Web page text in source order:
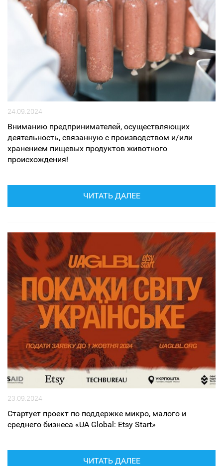
24.09.2024
Вниманию предпринимателей, осуществляющих
деятельность, связанную с производством и/или
хранением пищевых продуктов животного
происхождения!
ЧИТАТЬ ДАЛЕЕ
23.09.2024
Стартует проект по поддержке микро, малого и
среднего бизнеса «UA Global: Etsy Start»
ЧИТАТЬ ДАЛЕЕ